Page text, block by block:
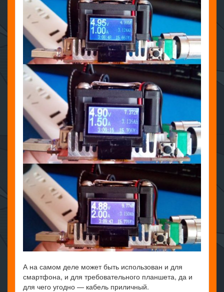
А на самом деле может быть использован и для
смартфона, и для требовательного планшета, да и
для чего угодно — кабель приличный.